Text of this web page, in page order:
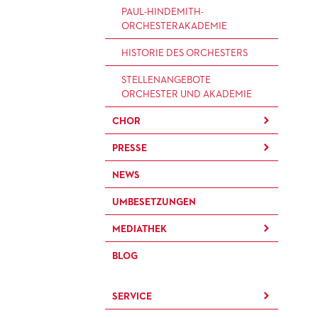
BRÜCHE – DEMORKATIE IN
ZEITEN IHRER REGRESSION
SILVESTERFEIER
KÜNSTLERISCHER BETRIEB
OPER
STÄDTISCHE BÜHNEN
FRANKFURT GMBH
PAUL-HINDEMITH-
ORCHESTER­AKADEMIE
HISTORIE DES ORCHESTERS
STELLEN­ANGEBOTE
ORCHESTER UND AKADEMIE
CHOR
KINDERCHOR
PRESSE
KONTAKT
PRESSE­MITTEILUNGEN
PRESSEFOTOS
MATERIALIEN
NEWS
UMBESETZUNGEN
MEDIATHEK
BLOG
CD / DVD-SERIE DER OPER
BLOG
SERVICE